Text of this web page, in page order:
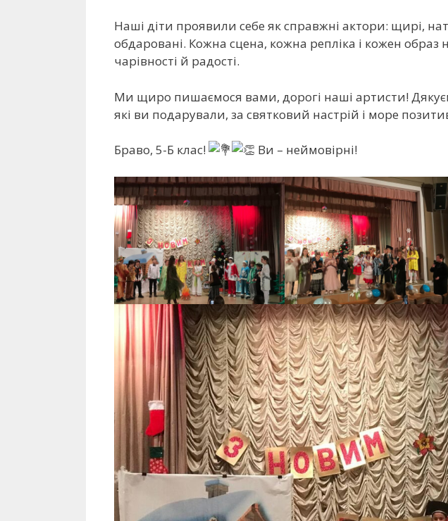
Наші діти проявили себе як справжні актори: щирі,
обдаровані. Кожна сцена, кожна репліка і кожен
чарівності й радості.
Ми щиро пишаємося вами, дорогі наші артисти!
які ви подарували, за святковий настрій і море
Браво, 5-Б клас! Ви – неймовірні!